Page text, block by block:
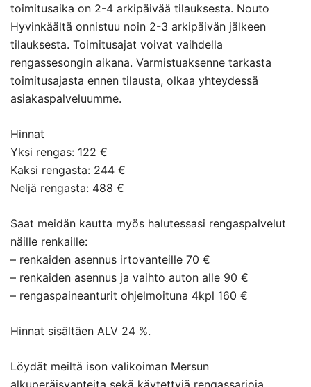
toimitusaika on 2-4 arkipäivää tilauksesta. Nouto
Hyvinkäältä onnistuu noin 2-3 arkipäivän jälkeen
tilauksesta. Toimitusajat voivat vaihdella
rengassesongin aikana. Varmistuaksenne tarkasta
toimitusajasta ennen tilausta, olkaa yhteydessä
asiakaspalveluumme.
Hinnat
Yksi rengas: 122 €
Kaksi rengasta: 244 €
Neljä rengasta: 488 €
Saat meidän kautta myös halutessasi rengaspalvelut
näille renkaille:
– renkaiden asennus irtovanteille 70 €
– renkaiden asennus ja vaihto auton alle 90 €
– rengaspaineanturit ohjelmoituna 4kpl 160 €
Hinnat sisältäen ALV 24 %.
Löydät meiltä ison valikoiman Mersun